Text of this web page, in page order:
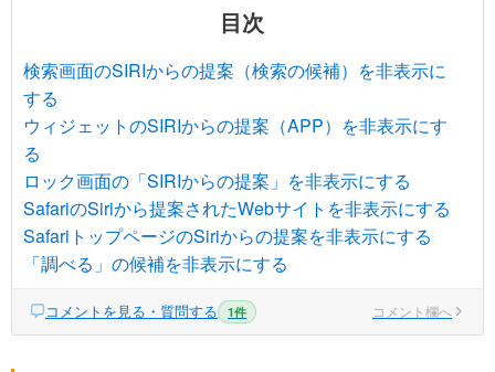
目次
検索画面のSIRIからの提案（検索の候補）を非表示に
する
ウィジェットのSIRIからの提案（APP）を非表示にす
る
ロック画面の「SIRIからの提案」を非表示にする
SafariのSiriから提案されたWebサイトを非表示にする
SafariトップページのSiriからの提案を非表示にする
「調べる」の候補を非表示にする
コメントを見る・質問する 1件 コメント欄へ